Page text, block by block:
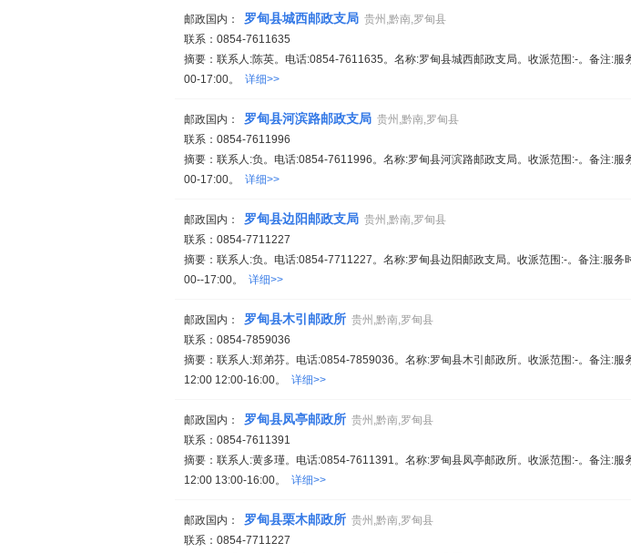
邮政国内： 罗甸县城西邮政支局 贵州,黔南,罗甸县
联系：0854-7611635
摘要：联系人:陈英。电话:0854-7611635。名称:罗甸县城西邮政支局。收派范围:-。备注:服
00-17:00。 详细>>
邮政国内： 罗甸县河滨路邮政支局 贵州,黔南,罗甸县
联系：0854-7611996
摘要：联系人:负。电话:0854-7611996。名称:罗甸县河滨路邮政支局。收派范围:-。备注:服
00-17:00。 详细>>
邮政国内： 罗甸县边阳邮政支局 贵州,黔南,罗甸县
联系：0854-7711227
摘要：联系人:负。电话:0854-7711227。名称:罗甸县边阳邮政支局。收派范围:-。备注:服务
00--17:00。 详细>>
邮政国内： 罗甸县木引邮政所 贵州,黔南,罗甸县
联系：0854-7859036
摘要：联系人:郑弟芬。电话:0854-7859036。名称:罗甸县木引邮政所。收派范围:-。备注:服
12:00 12:00-16:00。 详细>>
邮政国内： 罗甸县凤亭邮政所 贵州,黔南,罗甸县
联系：0854-7611391
摘要：联系人:黄多瑾。电话:0854-7611391。名称:罗甸县凤亭邮政所。收派范围:-。备注:服
12:00 13:00-16:00。 详细>>
邮政国内： 罗甸县栗木邮政所 贵州,黔南,罗甸县
联系：0854-7711227